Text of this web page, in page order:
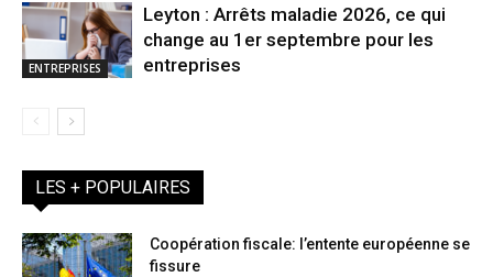
ENTREPRISES
Leyton : Arrêts maladie 2026, ce qui
change au 1er septembre pour les
entreprises
LES + POPULAIRES
Coopération fiscale: l’entente européenne se
fissure